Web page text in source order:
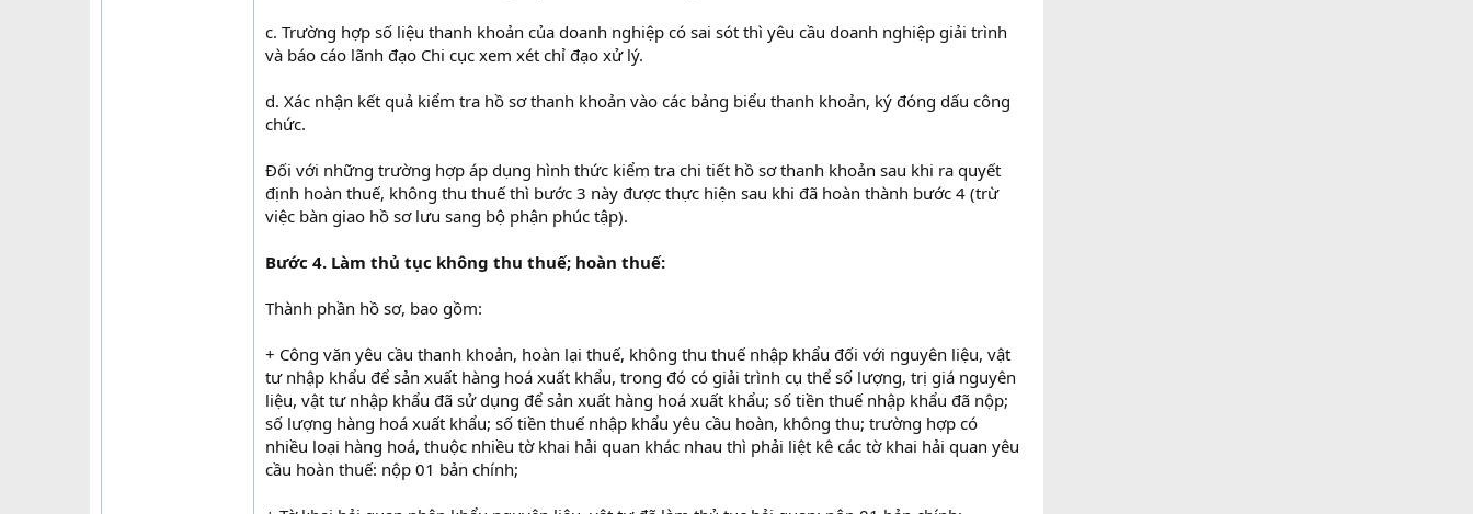
c. Trường hợp số liệu thanh khoản của doanh nghiệp có sai sót thì yêu cầu doanh nghiệp giải trình
và báo cáo lãnh đạo Chi cục xem xét chỉ đạo xử lý.
d. Xác nhận kết quả kiểm tra hồ sơ thanh khoản vào các bảng biểu thanh khoản, ký đóng dấu công
chức.
Đối với những trường hợp áp dụng hình thức kiểm tra chi tiết hồ sơ thanh khoản sau khi ra quyết
định hoàn thuế, không thu thuế thì bước 3 này được thực hiện sau khi đã hoàn thành bước 4 (trừ
việc bàn giao hồ sơ lưu sang bộ phận phúc tập).
Bước 4. Làm thủ tục không thu thuế; hoàn thuế:
Thành phần hồ sơ, bao gồm:
+ Công văn yêu cầu thanh khoản, hoàn lại thuế, không thu thuế nhập khẩu đối với nguyên liệu, vật
tư nhập khẩu để sản xuất hàng hoá xuất khẩu, trong đó có giải trình cụ thể số lượng, trị giá nguyên
liệu, vật tư nhập khẩu đã sử dụng để sản xuất hàng hoá xuất khẩu; số tiền thuế nhập khẩu đã nộp;
số lượng hàng hoá xuất khẩu; số tiền thuế nhập khẩu yêu cầu hoàn, không thu; trường hợp có
nhiều loại hàng hoá, thuộc nhiều tờ khai hải quan khác nhau thì phải liệt kê các tờ khai hải quan yêu
cầu hoàn thuế: nộp 01 bản chính;